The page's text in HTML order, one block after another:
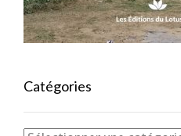
Catégories